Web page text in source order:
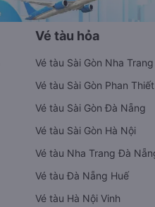
Vé tàu hỏa
Vé tàu Sài Gòn Nha Trang
Vé tàu Sài Gòn Phan Thiết
Vé tàu Sài Gòn Đà Nẵng
Vé tàu Sài Gòn Hà Nội
Vé tàu Nha Trang Đà
Vé tàu Đà Nẵng Huế
Vé tàu Hà Nội Vinh